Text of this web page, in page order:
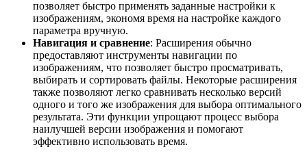
позволяет быстро применять заданные настройки к
изображениям, экономя время на настройке каждого
параметра вручную.
Навигация и сравнение: Расширения обычно
предоставляют инструменты навигации по
изображениям, что позволяет быстро просматривать,
выбирать и сортировать файлы. Некоторые расширения
также позволяют легко сравнивать несколько версий
одного и того же изображения для выбора оптимального
результата. Эти функции упрощают процесс выбора
наилучшей версии изображения и помогают
эффективно использовать время.